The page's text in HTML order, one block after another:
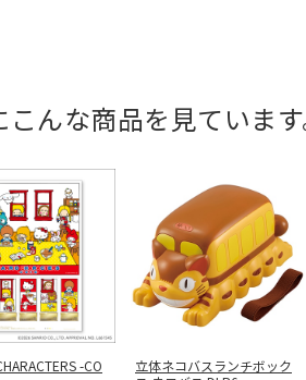
んな商品を見ています
-CO
立体ネコバスランチボック